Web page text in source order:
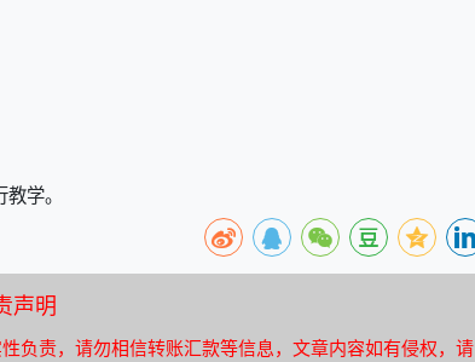
学。
声明
负责，请勿相信转账汇款等信息，文章内容如有侵权，请